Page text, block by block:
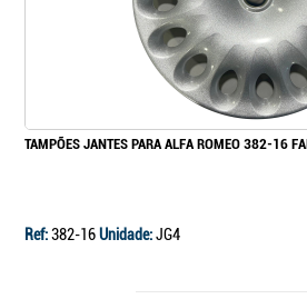
TAMPÕES JANTES PARA ALFA ROMEO 382-16
Ref:382-16Unidade:JG4